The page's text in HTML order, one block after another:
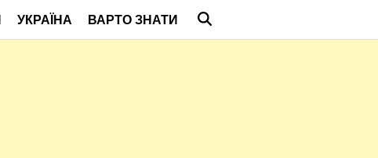
УКРАЇНА ВАРТО ЗНАТИ